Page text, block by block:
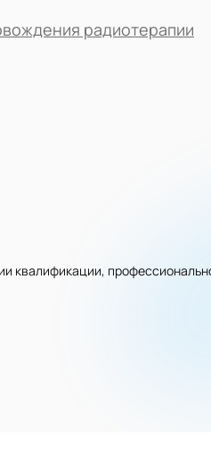
радиотерапии
квалификации,